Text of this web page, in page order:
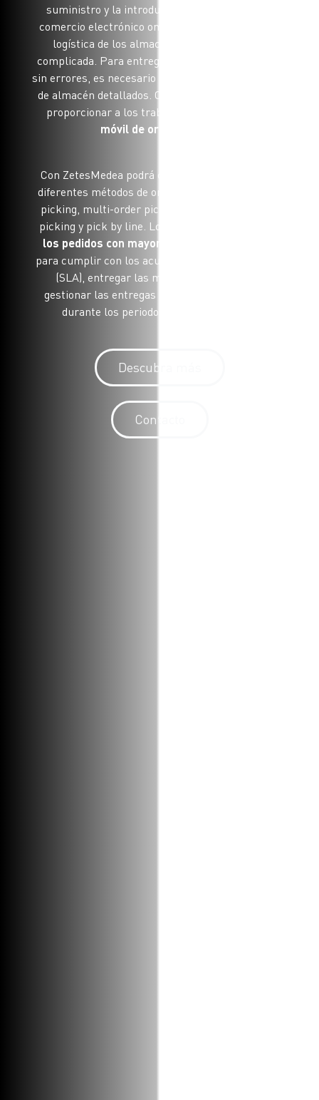
suministro y la introducción de los pedidos de
comercio electrónico omnicanal, la gestión de la
logística de los almacenes es cada vez más
complicada. Para entregar los pedidos a tiempo y
sin errores, es necesario contar con unos procesos
de almacén detallados. Con este fin, resulta ideal
proporcionar a los trabajadores una
móvil de order picking.
Con ZetesMedea podrá combinar tecnologías de
diferentes métodos de order picking, como batch
picking, multi-order picking, wave picking, zone
picking y pick by line. Los operarios
los pedidos con mayor rapidez y sin errores
para cumplir con los acuerdos de nivel de servicio
(SLA), entregar las mercancías a tiempo y
gestionar las entregas no planificadas, incluso
durante los periodos de mucho trabajo.
Descubra más
Contacto